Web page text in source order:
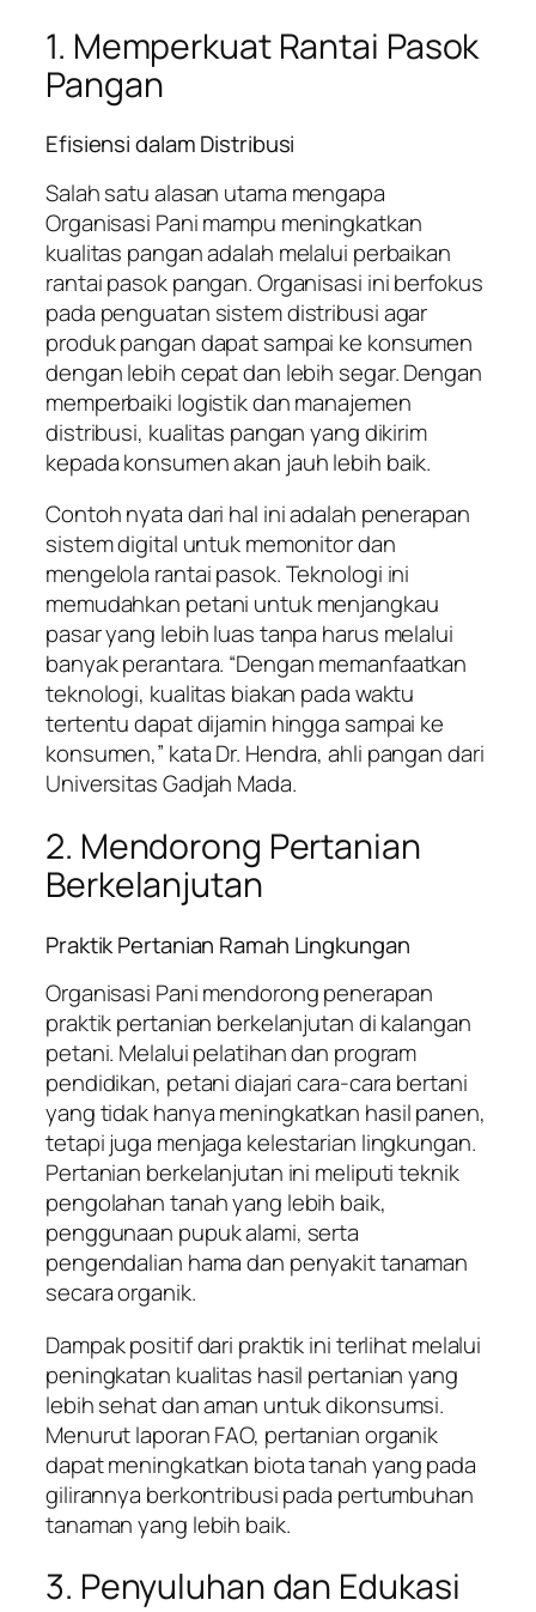
1. Memperkuat Rantai Pasok
Pangan
Efisiensi dalam Distribusi
Salah satu alasan utama mengapa
Organisasi Pani mampu meningkatkan
kualitas pangan adalah melalui perbaikan
rantai pasok pangan. Organisasi ini berfokus
pada penguatan sistem distribusi agar
produk pangan dapat sampai ke konsumen
dengan lebih cepat dan lebih segar. Dengan
memperbaiki logistik dan manajemen
distribusi, kualitas pangan yang dikirim
kepada konsumen akan jauh lebih baik.
Contoh nyata dari hal ini adalah penerapan
sistem digital untuk memonitor dan
mengelola rantai pasok. Teknologi ini
memudahkan petani untuk menjangkau
pasar yang lebih luas tanpa harus melalui
banyak perantara. “Dengan memanfaatkan
teknologi, kualitas biakan pada waktu
tertentu dapat dijamin hingga sampai ke
konsumen,” kata Dr. Hendra, ahli pangan dari
Universitas Gadjah Mada.
2. Mendorong Pertanian
Berkelanjutan
Praktik Pertanian Ramah Lingkungan
Organisasi Pani mendorong penerapan
praktik pertanian berkelanjutan di kalangan
petani. Melalui pelatihan dan program
pendidikan, petani diajari cara-cara bertani
yang tidak hanya meningkatkan hasil panen,
tetapi juga menjaga kelestarian lingkungan.
Pertanian berkelanjutan ini meliputi teknik
pengolahan tanah yang lebih baik,
penggunaan pupuk alami, serta
pengendalian hama dan penyakit tanaman
secara organik.
Dampak positif dari praktik ini terlihat melalui
peningkatan kualitas hasil pertanian yang
lebih sehat dan aman untuk dikonsumsi.
Menurut laporan FAO, pertanian organik
dapat meningkatkan biota tanah yang pada
gilirannya berkontribusi pada pertumbuhan
tanaman yang lebih baik.
3. Penyuluhan dan Edukasi